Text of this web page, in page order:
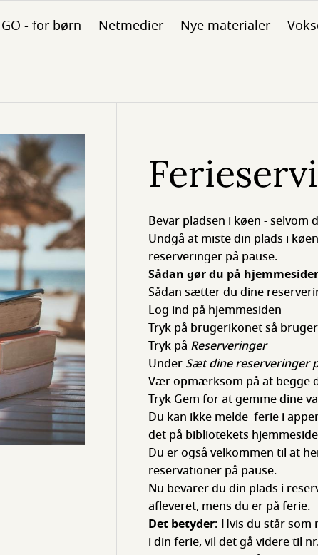
GO - for børn Netmedier Nye materialer
Bevar pladsen i køen - selvom
Undgå at miste din plads i
reserveringer på pause.
Sådan gør du på
Sådan sætter du dine
Log ind på hjemmesiden
Tryk på brugerikonet så
Tryk på Reserveringer
Under Sæt dine reserveringer
Vær opmærksom på at begge
Tryk Gem for at gemme dine
Du kan ikke melde ferie i
det på bibliotekets
Du er også velkommen til at
reservationer på pause.
Nu bevarer du din plads i
afleveret, mens du er på ferie.
Det betyder: Hvis du står som
i din ferie, vil det gå videre til